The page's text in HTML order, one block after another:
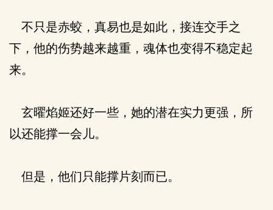
不只是赤蛟，真易也是如此，接连交手之
下，他的伤势越来越重，魂体也变得不稳定起
来。
玄曜焰姬还好一些，她的潜在实力更强，所
以还能撑一会儿。
但是，他们只能撑片刻而已。